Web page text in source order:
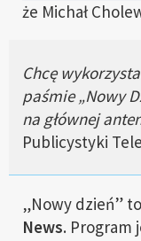
że Michał
Chcę
paśmie „Nowy
na głównej
Publicystyki
„Nowy dzień”
News. Program